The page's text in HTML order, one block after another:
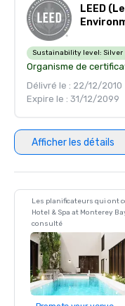
LEED
Sustainability level: Silver
Organisme de
Délivré le : 22/12/2010
Expire le : 31/12/2099
Afficher les détails
Les planificateurs qui ont
Hotel & Spa at Monterey
consulté